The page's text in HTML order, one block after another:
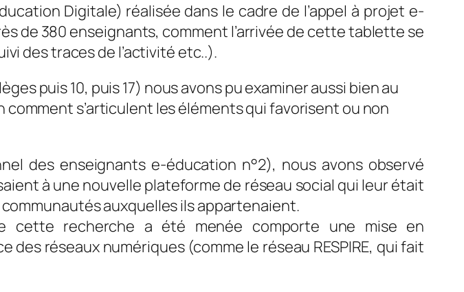
Digitale) réalisée dans le cadre de l’appel à projet e-
de 380 enseignants, comment l’arrivée de cette tablette se
des traces de l’activité etc..).
puis 10, puis 17) nous avons pu examiner aussi bien au
s’articulent les éléments qui favorisent ou non
des enseignants e-éducation n°2), nous avons observé
à une nouvelle plateforme de réseau social qui leur était
auxquelles ils appartenaient.
cette recherche a été menée comporte une mise en
réseaux numériques (comme le réseau RESPIRE, qui fait